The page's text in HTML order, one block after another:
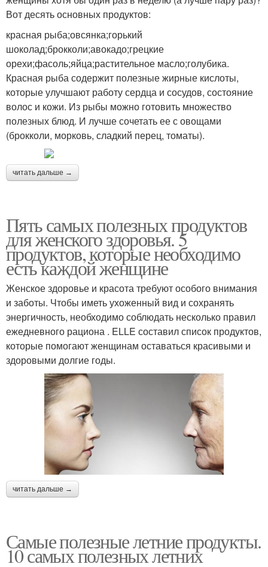
Вот десять основных продуктов:
красная рыба;овсянка;горький
шоколад;брокколи;авокадо;грецкие
орехи;фасоль;яйца;растительное масло;голубика.
Красная рыба содержит полезные жирные кислоты,
которые улучшают работу сердца и сосудов, состояние
волос и кожи. Из рыбы можно готовить множество
полезных блюд. И лучше сочетать ее с овощами
(брокколи, морковь, сладкий перец, томаты).
читать дальше →
Пять самых полезных продуктов
для женского здоровья. 5
продуктов, которые необходимо
есть каждой женщине
Женское здоровье и красота требуют особого внимания
и заботы. Чтобы иметь ухоженный вид и сохранять
энергичность, необходимо соблюдать несколько правил
ежедневного рациона . ELLE составил список продуктов,
которые помогают женщинам оставаться красивыми и
здоровыми долгие годы.
читать дальше →
Самые полезные летние продукты.
10 самых полезных летних